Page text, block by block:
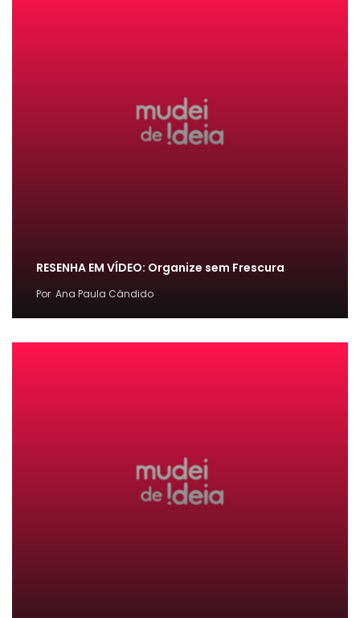
RESENHA EM VÍDEO: Organize sem Frescura
Por Ana Paula Cândido